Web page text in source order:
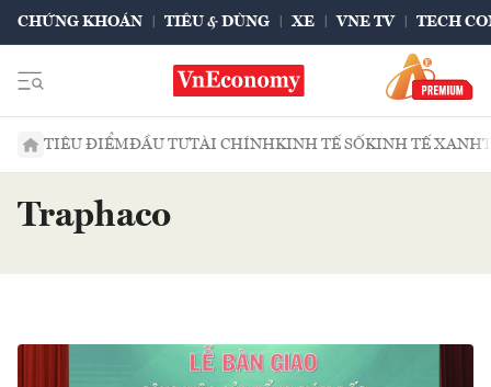
CHỨNG KHOÁN TIÊU & DÙNG XE VNE TV TECH
TIÊU ĐIỂMĐẦU TƯTÀI CHÍNHKINH TẾ SỐKINH TẾ XANH
Traphaco